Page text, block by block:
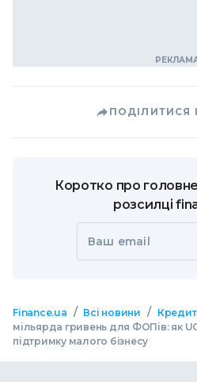
Коротко про
розсилці
Ваш email
Finance.ua / Всі новини /
мільярда гривень для ФОПів: як
підтримку малого бізнесу